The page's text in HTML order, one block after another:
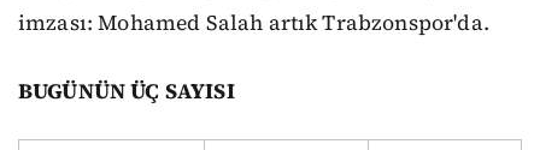
imzası: Mohamed Salah artık Trabzonspor'da.
BUGÜNÜN ÜÇ SAYISI